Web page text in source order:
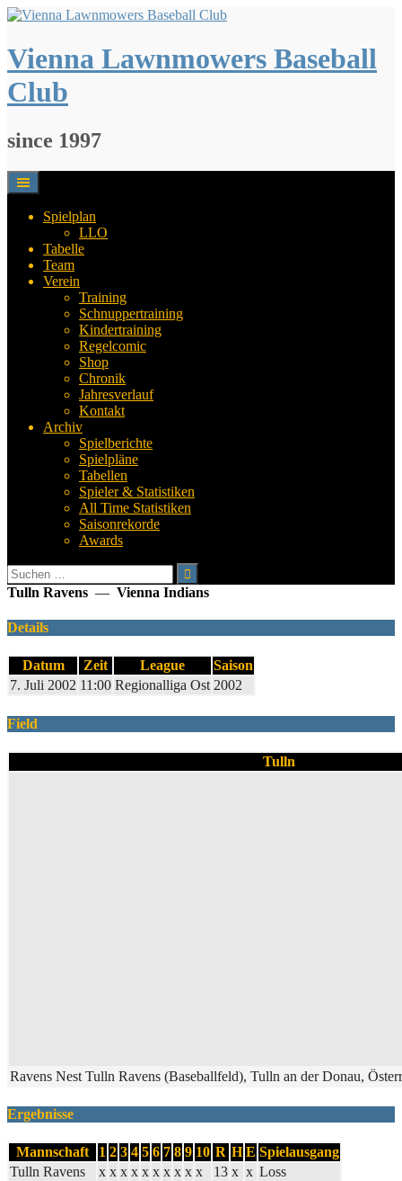
Springe
Inhalt
Vienna Lawnmowers Baseball
Club
since 1997
Spielplan
LLO
Tabelle
Team
Verein
Training
Schnuppertraining
Kindertraining
Regelcomic
Shop
Chronik
Jahresverlauf
Kontakt
Archiv
Spielberichte
Spielpläne
Tabellen
Spieler & Statistiken
All Time Statistiken
Saisonrekorde
Awards
Suchen
nach:
Tulln Ravens — Vienna Indians
Details
Datum Zeit League
Saison
7. Juli 2002 11:00 Regionalliga Ost 2002
Field
Tulln
Ravens Nest Tulln Ravens (Baseballfeld), Tulln an der Donau,
Ergebnisse
Mannschaft 1 2 3 4 5 6 7 8 9 10 R H E Spielausgang
Tulln Ravens
x x x x x x x x x x 13 x x Loss